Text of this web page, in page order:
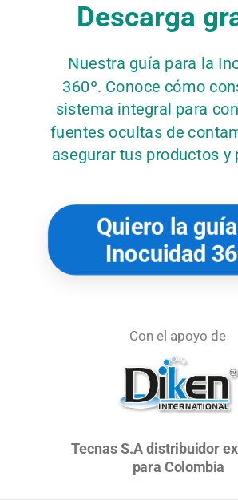
Nuestra guía para la
360º. Conoce cómo
sistema integral para
fuentes ocultas de
asegurar tus productos y
Quiero la
Inocuidad
Descarga
Tecnas S.A distribuidor
para Colombia
Con el apoyo de